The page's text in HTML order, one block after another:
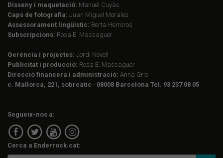
Disseny i maquetació: Manuel Cuyàs
Caps de fotografia: Juan Miguel Morales
Assessorament lingüístic: Berta Herreros
Subscripcions: Rosa E. Massaguer
Gerència i projectes: Jordi Novell
Publicitat i producció: Rosa E. Massaguer
Direcció financera i administració: Anna Gris
c. Mallorca, 221, sobreàtic · 08008 Barcelona Tel. 93 237 08 05
Segueix-nos a:
Cerca a Enderrock.cat: